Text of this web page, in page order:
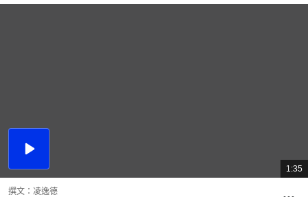
播
總
共
1:35
撰文： 凌逸德